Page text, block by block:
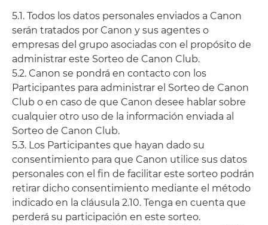
5.1. Todos los datos personales enviados a Canon
serán tratados por Canon y sus agentes o
empresas del grupo asociadas con el propósito de
administrar este Sorteo de Canon Club.
5.2. Canon se pondrá en contacto con los
Participantes para administrar el Sorteo de Canon
Club o en caso de que Canon desee hablar sobre
cualquier otro uso de la información enviada al
Sorteo de Canon Club.
5.3. Los Participantes que hayan dado su
consentimiento para que Canon utilice sus datos
personales con el fin de facilitar este sorteo podrán
retirar dicho consentimiento mediante el método
indicado en la cláusula 2.10. Tenga en cuenta que
perderá su participación en este sorteo.